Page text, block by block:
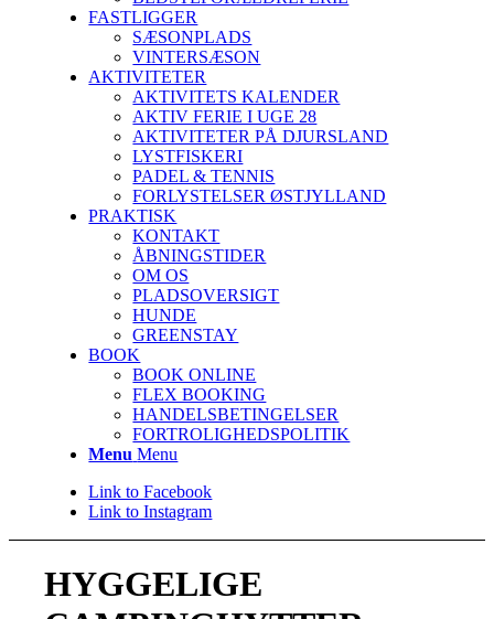
FASTLIGGER
SÆSONPLADS
VINTERSÆSON
AKTIVITETER
AKTIVITETS KALENDER
AKTIV FERIE I UGE 28
AKTIVITETER PÅ DJURSLAND
LYSTFISKERI
PADEL & TENNIS
FORLYSTELSER ØSTJYLLAND
PRAKTISK
KONTAKT
ÅBNINGSTIDER
OM OS
PLADSOVERSIGT
HUNDE
GREENSTAY
BOOK
BOOK ONLINE
FLEX BOOKING
HANDELSBETINGELSER
FORTROLIGHEDSPOLITIK
Menu Menu
Link to Facebook
Link to Instagram
HYGGELIGE